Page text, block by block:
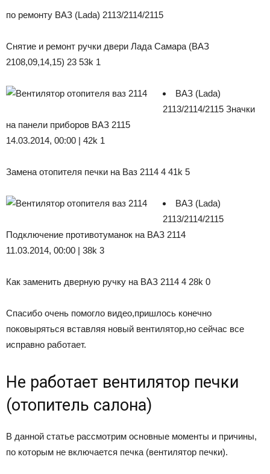
по ремонту ВАЗ (Lada) 2113/2114/2115
Снятие и ремонт ручки двери Лада Самара (ВАЗ
2108,09,14,15) 23 53k 1
ВАЗ (Lada)
2113/2114/2115 Значки
на панели приборов ВАЗ 2115
14.03.2014, 00:00 | 42k 1
Замена отопителя печки на Ваз 2114 4 41k 5
ВАЗ (Lada)
2113/2114/2115
Подключение противотуманок на ВАЗ 2114
11.03.2014, 00:00 | 38k 3
Как заменить дверную ручку на ВАЗ 2114 4 28k 0
Спасибо очень помогло видео,пришлось конечно
поковыряться вставляя новый вентилятор,но сейчас все
исправно работает.
Не работает вентилятор печки
(отопитель салона)
В данной статье рассмотрим основные моменты и причины,
по которым не включается печка (вентилятор печки).